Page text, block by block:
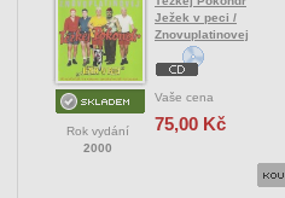
Rok vydání
2000
Ježek v peci /
Znovuplatinovej
Vaše cena
75,00 Kč